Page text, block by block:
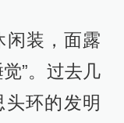
闲装，面露
”。过去几
头环的发明